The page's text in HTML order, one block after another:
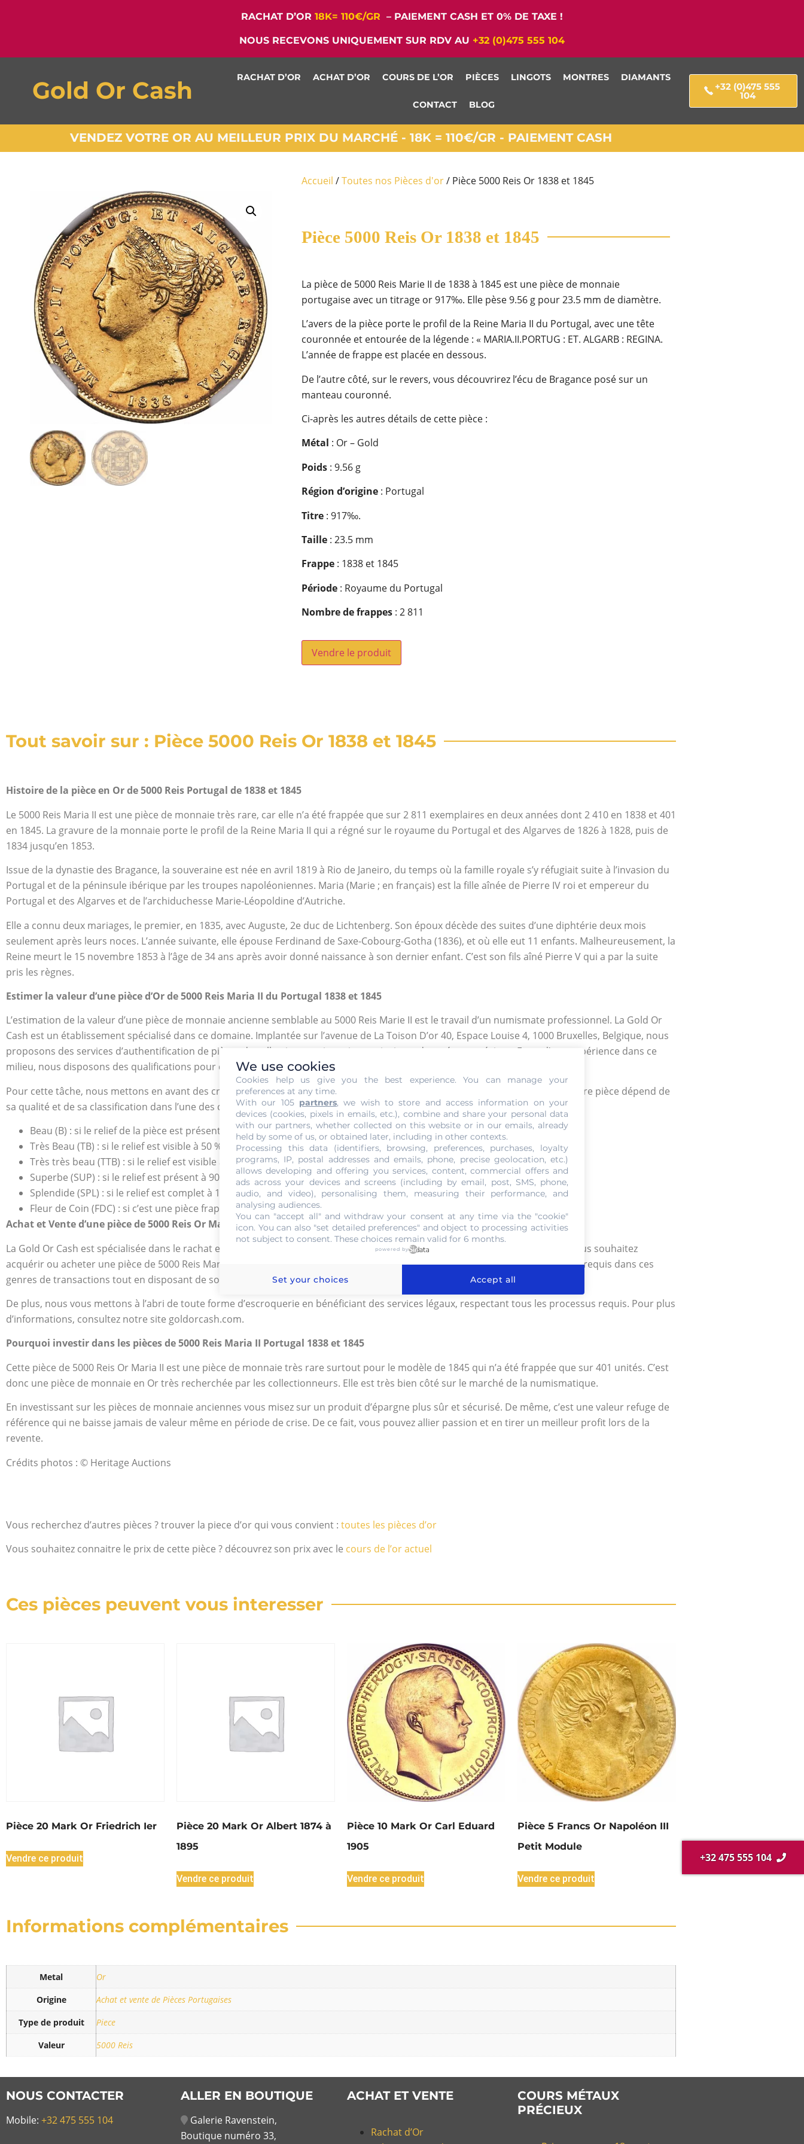
RACHAT D’OR 18K= 110€/GR – PAIEMENT CASH ET 0% DE TAXE !
NOUS RECEVONS UNIQUEMENT SUR RDV AU +32 (0)475 555 104
Gold Or Cash RACHAT D’OR ACHAT D’OR COURS DE L’OR PIÈCES LINGOTS MONTRES DIAMANTS
CONTACT BLOG
+32 (0)475 555
104
VENDEZ VOTRE OR AU MEILLEUR PRIX DU MARCHÉ - 18K = 110€/GR - PAIEMENT CASH
Accueil /Toutes nos Pièces d'or/ Pièce 5000 Reis Or 1838 et 1845
Pièce 5000 Reis Or 1838 et 1845
La pièce de 5000 Reis Marie II de 1838 à 1845 est une pièce de monnaie
portugaise avec un titrage or 917‰. Elle pèse 9.56 g pour 23.5 mm de diamètre.
L’avers de la pièce porte le profil de la Reine Maria II du Portugal, avec une tête
couronnée et entourée de la légende : « MARIA.II.PORTUG : ET. ALGARB : REGINA.
L’année de frappe est placée en dessous.
De l’autre côté, sur le revers, vous découvrirez l’écu de Bragance posé sur un
manteau couronné.
Ci-après les autres détails de cette pièce :
Métal : Or – Gold
Poids: 9.56 g
Région d’origine: Portugal
Titre: 917‰.
Taille: 23.5 mm
Frappe: 1838 et 1845
Période: Royaume du Portugal
Nombre de frappes: 2 811
Vendre le produit
Tout savoir sur : Pièce 5000 Reis Or 1838 et 1845
Histoire de la pièce en Or de 5000 Reis Portugal de 1838 et 1845
Le 5000 Reis Maria II est une pièce de monnaie très rare, car elle n’a été frappée que sur 2 811 exemplaires en deux années dont 2 410 en 1838 et 401
en 1845. La gravure de la monnaie porte le profil de la Reine Maria II qui a régné sur le royaume du Portugal et des Algarves de 1826 à 1828, puis de
1834 jusqu’en 1853.
Issue de la dynastie des Bragance, la souveraine est née en avril 1819 à Rio de Janeiro, du temps où la famille royale s’y réfugiait suite à l’invasion du
Portugal et de la péninsule ibérique par les troupes napoléoniennes. Maria (Marie ; en français) est la fille aînée de Pierre IV roi et empereur du
Portugal et des Algarves et de l’archiduchesse Marie-Léopoldine d’Autriche.
Elle a connu deux mariages, le premier, en 1835, avec Auguste, 2e duc de Lichtenberg. Son époux décède des suites d’une diphtérie deux mois
seulement après leurs noces. L’année suivante, elle épouse Ferdinand de Saxe-Cobourg-Gotha (1836), et où elle eut 11 enfants. Malheureusement, la
Reine meurt le 15 novembre 1853 à l’âge de 34 ans après avoir donné naissance à son dernier enfant. C’est son fils aîné Pierre V qui a par la suite
pris les règnes.
Estimer la valeur d’une pièce d’Or de 5000 Reis Maria II du Portugal 1838 et 1845
L’estimation de la valeur d’une pièce de monnaie ancienne semblable au 5000 Reis Marie II est le travail d’un numismate professionnel. La Gold Or
Cash est un établissement spécialisé dans ce domaine. Implantée sur l’avenue de La Toison D’or 40, Espace Louise 4, 1000 Bruxelles, Belgique, nous
proposons des services d’authentification de pièces de collection numismatiques ainsi que des métaux précieux. Forts d’une expérience dans ce
milieu, nous disposons des qualifications pour déterminer le juste prix de votre pièce.
Pour cette tâche, nous mettons en avant des critères comme la rareté et l’état de conservation. Pour ce dernier, la valeur de votre pièce dépend de
sa qualité et de sa classification dans l’une des catégories suivantes :
Beau (B) : si le relief de la pièce est présent à 25% et qu’elle possède de nombreux coups et rayures.
Très Beau (TB) : si le relief est visible à 50 % et montre des chocs et des rayures visibles à l’œil.
Très très beau (TTB) : si le relief est visible à 75% et qu’elle est facilement identifiable.
Superbe (SUP) : si le relief est présent à 90% et qu’elle affiche des éraflures visibles à la loupe.
Splendide (SPL) : si le relief est complet à 100% et ne montre aucun défaut visible à l’œil.
Fleur de Coin (FDC) : si c’est une pièce frappée avec un coin neuf, fabriquée pour être préservée de toute circulation.
Achat et Vente d’une pièce de 5000 Reis Or Marie II Portugal – 1838 et 1845
La Gold Or Cash est spécialisée dans le rachat et la vente de pièces de monnaie ancienne, de bijoux et de métaux précieux. Si vous souhaitez
acquérir ou acheter une pièce de 5000 Reis Marie II, rendez-vous directement à notre boutique. Nous disposons des agréments requis dans ces
genres de transactions tout en disposant de solides connaissances sur le marché de la numismatique.
De plus, nous vous mettons à l’abri de toute forme d’escroquerie en bénéficiant des services légaux, respectant tous les processus requis. Pour plus
d’informations, consultez notre site goldorcash.com.
Pourquoi investir dans les pièces de 5000 Reis Maria II Portugal 1838 et 1845
Cette pièce de 5000 Reis Or Maria II est une pièce de monnaie très rare surtout pour le modèle de 1845 qui n’a été frappée que sur 401 unités. C’est
donc une pièce de monnaie en Or très recherchée par les collectionneurs. Elle est très bien côté sur le marché de la numismatique.
En investissant sur les pièces de monnaie anciennes vous misez sur un produit d’épargne plus sûr et sécurisé. De même, c’est une valeur refuge de
référence qui ne baisse jamais de valeur même en période de crise. De ce fait, vous pouvez allier passion et en tirer un meilleur profit lors de la
revente.
Crédits photos : © Heritage Auctions
Vous recherchez d’autres pièces ? trouver la piece d’or qui vous convient : toutes les pièces d’or
Vous souhaitez connaitre le prix de cette pièce ? découvrez son prix avec le cours de l’or actuel
Ces pièces peuvent vous interesser
Pièce 20 Mark Or Friedrich Ier
Vendre ce produit
Pièce 20 Mark Or Albert 1874 à
1895
Vendre ce produit
Pièce 10 Mark Or Carl Eduard
1905
Vendre ce produit
Pièce 5 Francs Or Napoléon III
Petit Module
Vendre ce produit
Informations complémentaires
Metal
Or
Origine
Achat et vente de Pièces Portugaises
Type de produit
Piece
Valeur
5000 Reis
NOUS CONTACTER
Mobile: +32 475 555 104
+32 475 555 104
ALLER EN BOUTIQUE
Galerie Ravenstein,
Boutique numéro 33,
ACHAT ET VENTE
Rachat d’Or
COURS MÉTAUX
PRÉCIEUX
We use cookies
Cookies help us give you the best experience. You can manage your
preferences at any time.
With our 105 partners, we wish to store and access information on your
devices (cookies, pixels in emails, etc.), combine and share your personal data
with our partners, whether collected on this website or in our emails, already
held by some of us, or obtained later, including in other contexts.
Processing this data (identifiers, browsing, preferences, purchases, loyalty
programs, IP, postal addresses and emails, phone, precise geolocation, etc.)
allows developing and offering you services, content, commercial offers and
ads across your devices and screens (including by email, post, SMS, phone,
audio, and video), personalising them, measuring their performance, and
analysing audiences.
You can "accept all" and withdraw your consent at any time via the "cookie"
icon. You can also "set detailed preferences" and object to processing activities
not subject to consent. These choices remain valid for 6 months.
powered by
Set your choices Accept all